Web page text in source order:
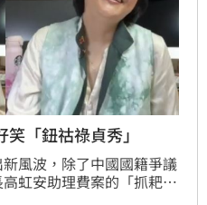
「鈕祜祿貞秀」
風波，除了中國國籍爭議
虹安助理費案的「抓耙